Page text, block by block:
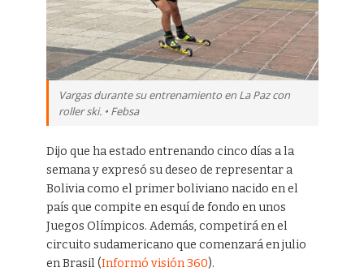
Vargas durante su entrenamiento en La Paz con
roller ski. • Febsa
Dijo que ha estado entrenando cinco días a la
semana y expresó su deseo de representar a
Bolivia como el primer boliviano nacido en el
país que compite en esquí de fondo en unos
Juegos Olímpicos. Además, competirá en el
circuito sudamericano que comenzará en julio
en Brasil (Informó visión 360).